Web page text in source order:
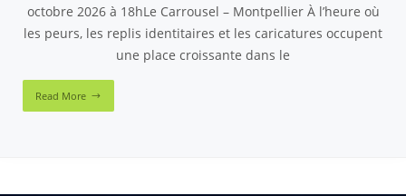
octobre 2026 à 18hLe Carrousel – Montpellier À l’heure où
les peurs, les replis identitaires et les caricatures occupent
une place croissante dans le
Read More